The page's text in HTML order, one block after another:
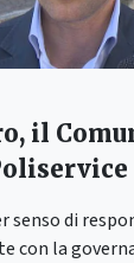
il
senso di
con la